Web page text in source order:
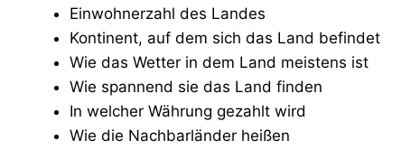
Einwohnerzahl des Landes
Kontinent, auf dem sich das Land befindet
Wie das Wetter in dem Land meistens ist
Wie spannend sie das Land finden
In welcher Währung gezahlt wird
Wie die Nachbarländer heißen